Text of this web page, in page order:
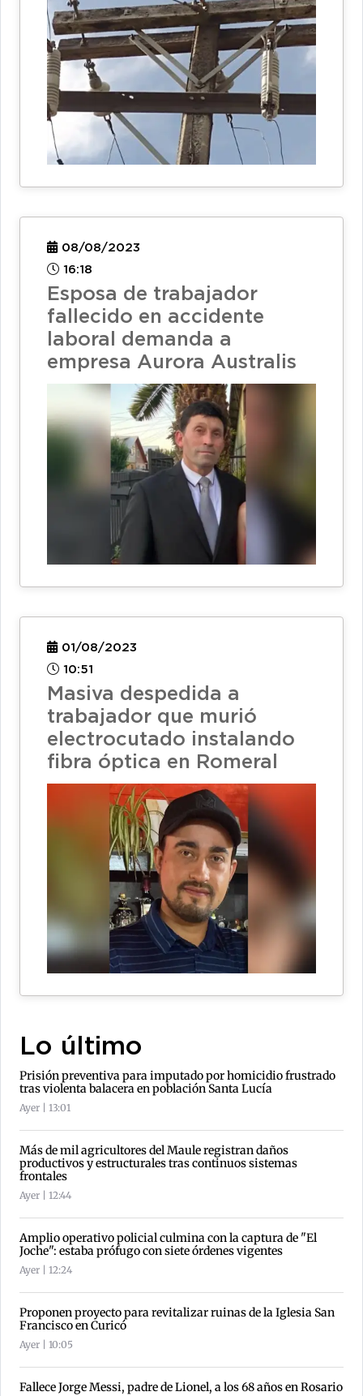
08/08/2023
16:18
Esposa de trabajador
fallecido en accidente
laboral demanda a
empresa Aurora Australis
01/08/2023
10:51
Masiva despedida a
trabajador que murió
electrocutado instalando
fibra óptica en Romeral
Lo último
Prisión preventiva para imputado por homicidio frustrado
tras violenta balacera en población Santa Lucía
Ayer | 13:01
Más de mil agricultores del Maule registran daños
productivos y estructurales tras continuos sistemas
frontales
Ayer | 12:44
Amplio operativo policial culmina con la captura de "El
Joche": estaba prófugo con siete órdenes vigentes
Ayer | 12:24
Proponen proyecto para revitalizar ruinas de la Iglesia San
Francisco en Curicó
Ayer | 10:05
Fallece Jorge Messi, padre de Lionel, a los 68 años en Rosario